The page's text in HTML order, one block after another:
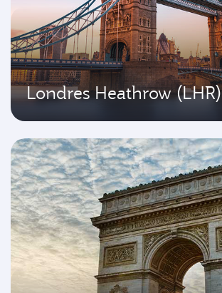
Londres Heathrow (LHR)